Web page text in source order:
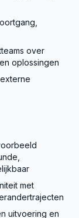
over
oplossingen
met
uitvoering en